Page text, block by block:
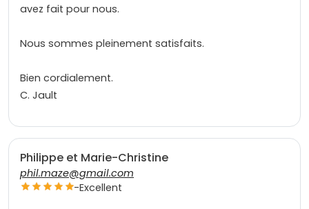
avez fait pour nous.
Nous sommes pleinement satisfaits.
Bien cordialement.
C. Jault
Philippe et Marie-Christine
phil.maze@gmail.com
-Excellent